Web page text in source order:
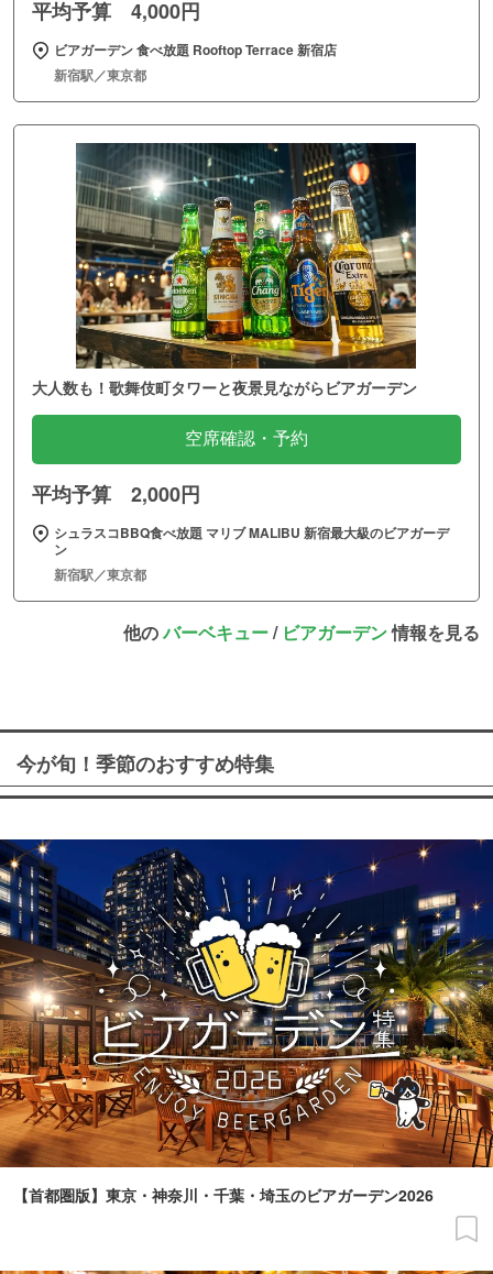
平均予算 4,000円
ビアガーデン 食べ放題 Rooftop Terrace 新宿店
新宿駅／東京都
大人数も！歌舞伎町タワーと夜景見ながらビアガーデン
空席確認・予約
平均予算 2,000円
シュラスコBBQ食べ放題 マリブ MALIBU 新宿最大級のビアガーデ
ン
新宿駅／東京都
他のバーベキュー/ ビアガーデン情報を見る
今が旬！季節のおすすめ特集
【首都圏版】東京・神奈川・千葉・埼玉のビアガーデン2026